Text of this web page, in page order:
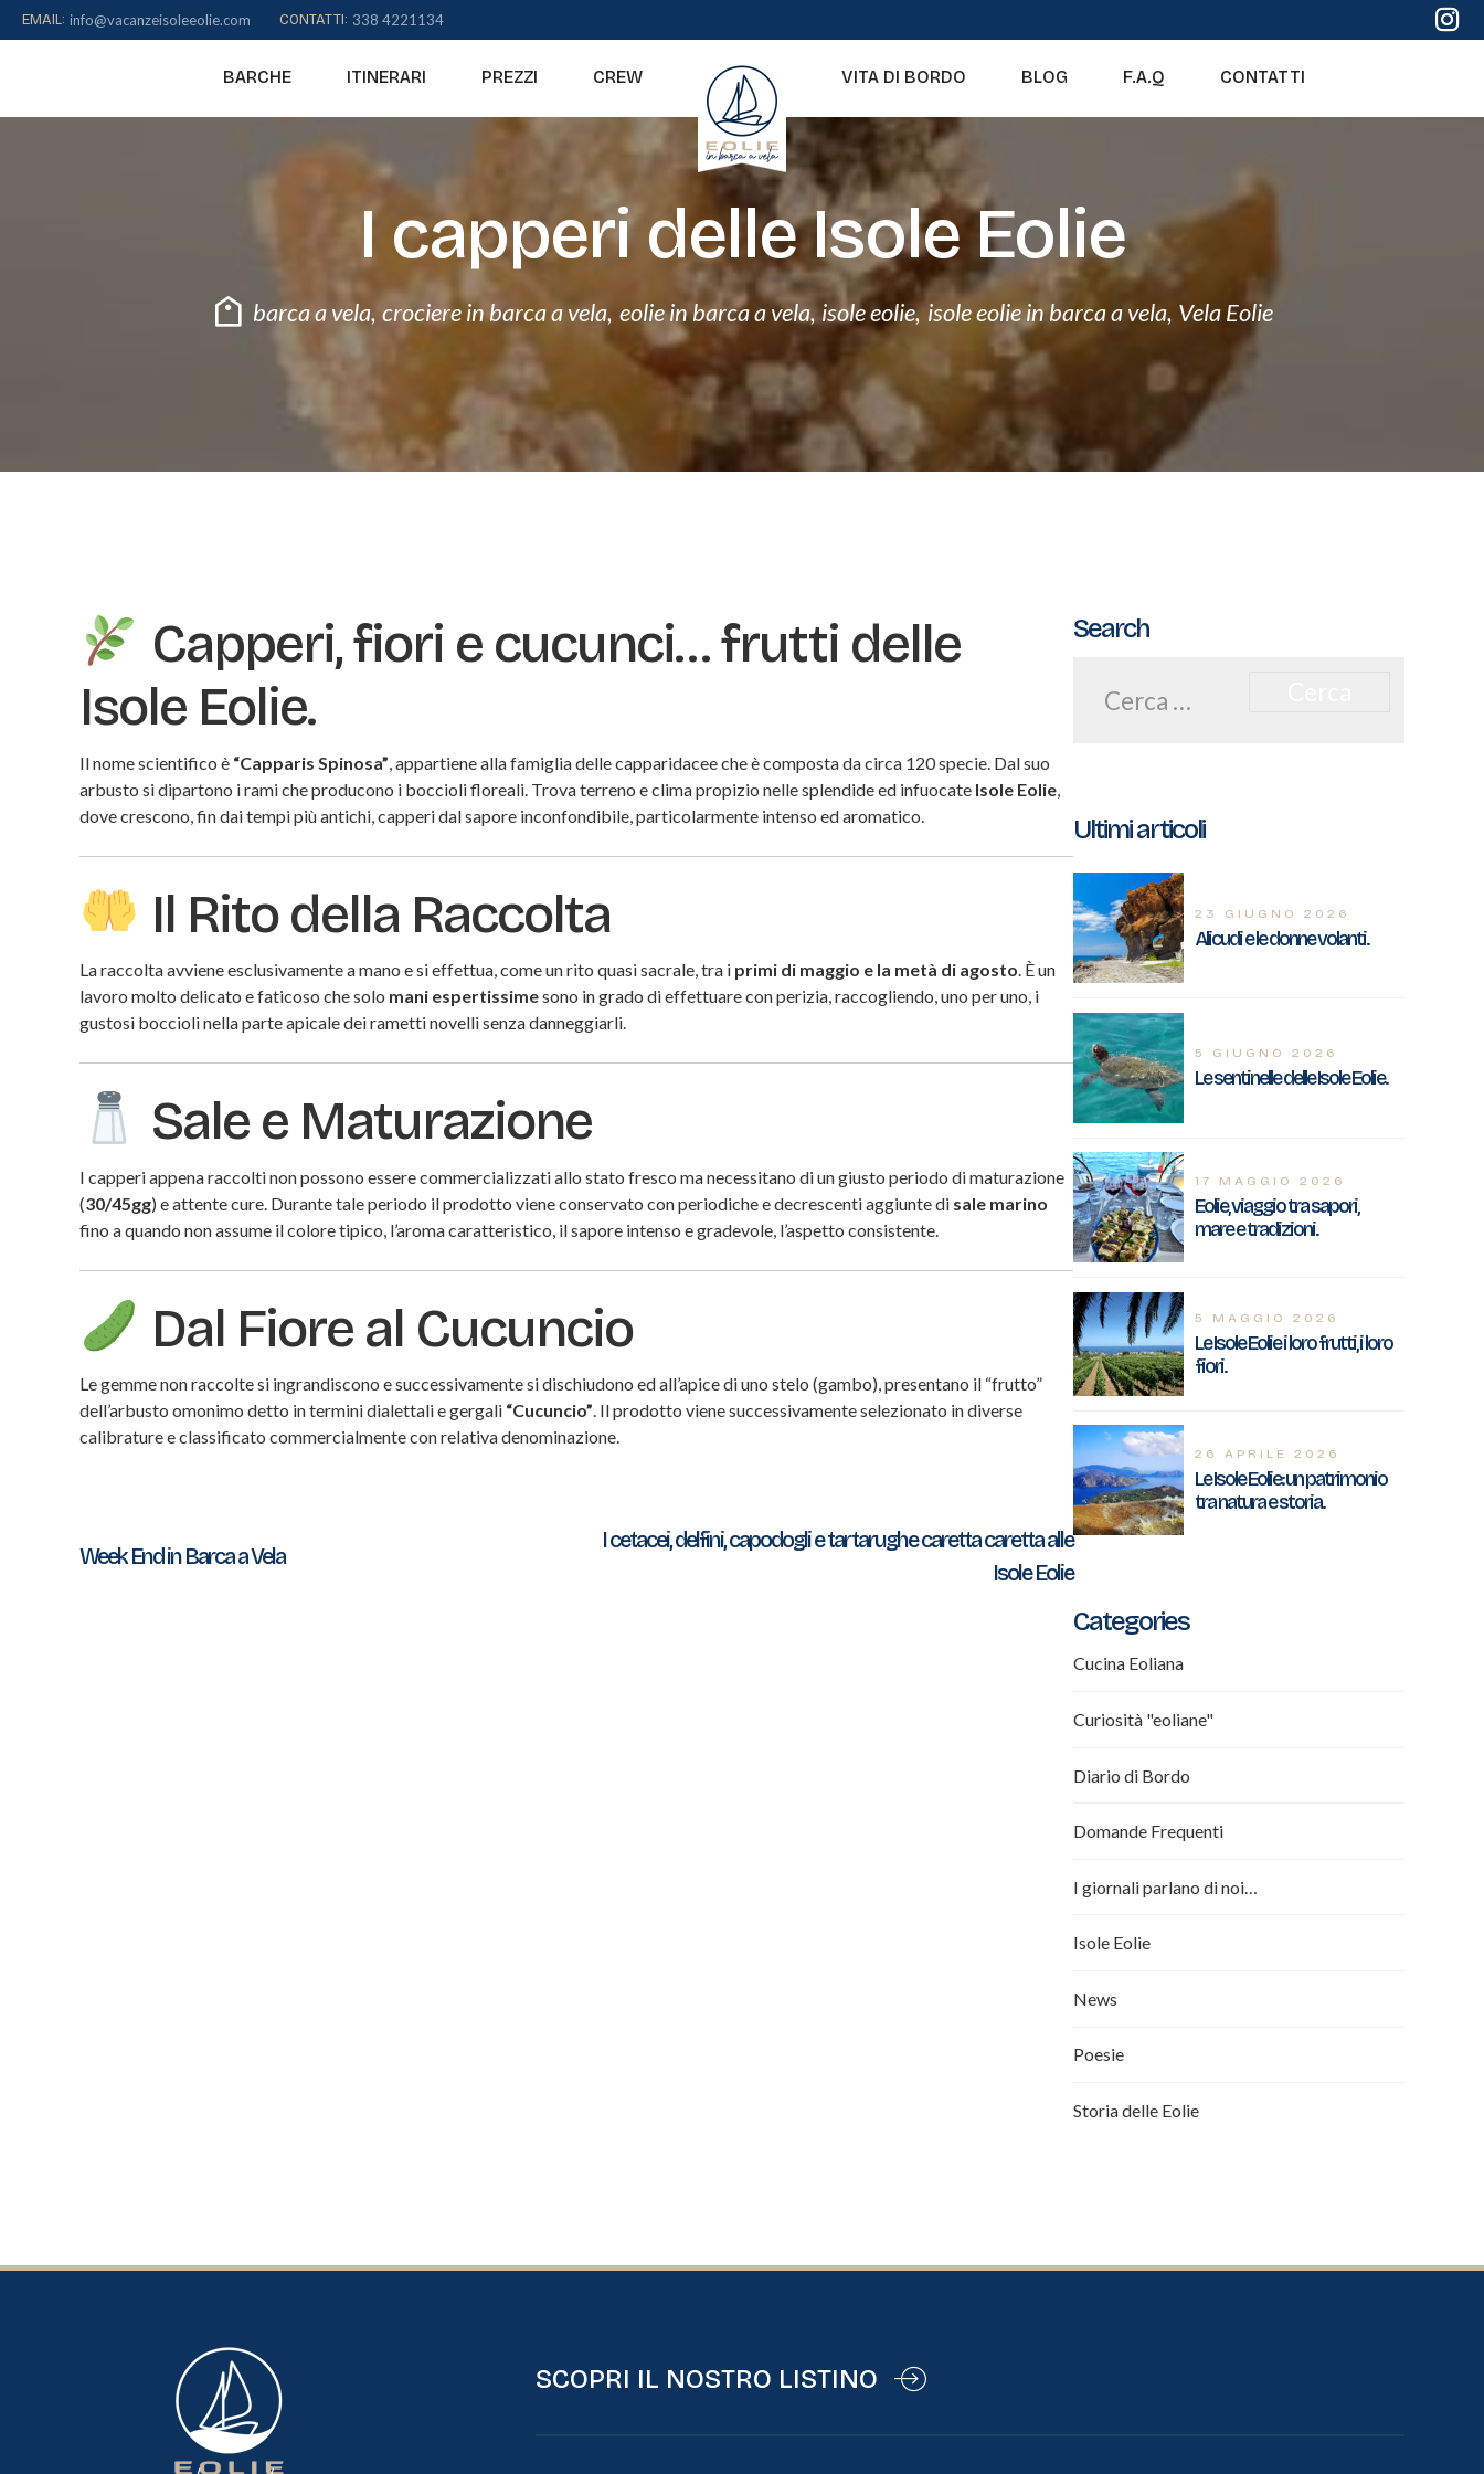
content
EMAIL: info@vacanzeisoleeolie.com CONTATTI: 338 4221134
BARCHE ITINERARI PREZZI CREW VITA DI BORDO BLOG F.A.Q CONTATTI
I capperi delle Isole Eolie
barca a vela, crociere in barca a vela, eolie in barca a vela, isole eolie, isole eolie in barca a vela, Vela Eolie
Capperi, fiori e cucunci… frutti delle
Isole Eolie.
Il nome scientifico è “Capparis Spinosa” , appartiene alla famiglia delle capparidacee che è composta da circa 120 specie. Dal suo
arbusto si dipartono i rami che producono i boccioli floreali. Trova terreno e clima propizio nelle splendide ed infuocate Isole Eolie
dove crescono, fin dai tempi più antichi, capperi dal sapore inconfondibile, particolarmente intenso ed aromatico.
Il Rito della Raccolta
La raccolta avviene esclusivamente a mano e si effettua, come un rito quasi sacrale, tra i primi di maggio e la metà di agosto. È un
lavoro molto delicato e faticoso che solo mani espertissimesono in grado di effettuare con perizia, raccogliendo, uno per uno, i
gustosi boccioli nella parte apicale dei rametti novelli senza danneggiarli.
Sale e Maturazione
I capperi appena raccolti non possono essere commercializzati allo stato fresco ma necessitano di un giusto periodo di maturazione
(30/45gg) e attente cure. Durante tale periodo il prodotto viene conservato con periodiche e decrescenti aggiunte di sale marino
fino a quando non assume il colore tipico, l’aroma caratteristico, il sapore intenso e gradevole, l’aspetto consistente.
Dal Fiore al Cucuncio
Le gemme non raccolte si ingrandiscono e successivamente si dischiudono ed all’apice di uno stelo (gambo), presentano il “frutto”
dell’arbusto omonimo detto in termini dialettali e gergali “Cucuncio”. Il prodotto viene successivamente selezionato in diverse
calibrature e classificato commercialmente con relativa denominazione.
articoli
Week End in Barca a Vela
I cetacei, delfini, capodogli e tartarughe caretta caretta alle
Isole Eolie
Search
Ultimi articoli
23 GIUGNO 2026
Alicudi e le donne volanti.
5 GIUGNO 2026
Le sentinelle delle Isole Eolie.
17 MAGGIO 2026
Eolie, viaggio tra sapori,
mare e tradizioni.
5 MAGGIO 2026
Le Isole Eolie i loro frutti, i loro
fiori.
26 APRILE 2026
Le Isole Eolie: un patrimonio
tra natura e storia.
Categories
Cucina Eoliana
Curiosità "eoliane"
Diario di Bordo
Domande Frequenti
I giornali parlano di noi…
Isole Eolie
News
Poesie
Storia delle Eolie
SCOPRI IL NOSTRO LISTINO